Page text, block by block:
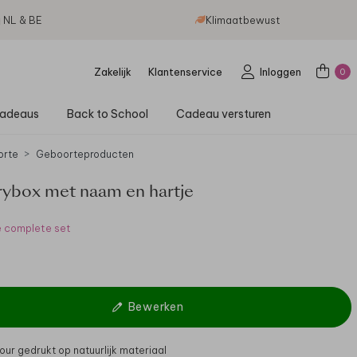
& BE Klimaatbewust
Zakelijk Klantenservice Inloggen 0
Back to School Cadeau versturen
Geboorteproducten
met naam en hartje
complete set
Bewerken
gedrukt op natuurlijk materiaal